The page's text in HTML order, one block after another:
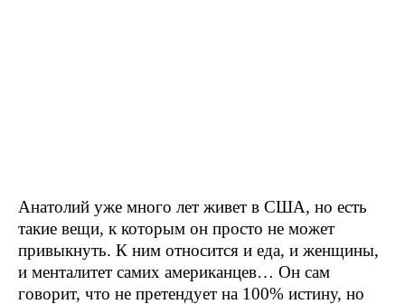
Анатолий уже много лет живет в США, но есть
такие вещи, к которым он просто не может
привыкнуть. К ним относится и еда, и женщины,
и менталитет самих американцев… Он сам
говорит, что не претендует на 100% истину, но